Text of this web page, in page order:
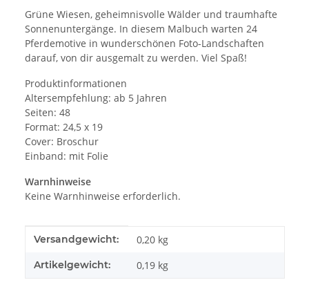
Grüne Wiesen, geheimnisvolle Wälder und traumhafte
Sonnenuntergänge. In diesem Malbuch warten 24
Pferdemotive in wunderschönen Foto-Landschaften
darauf, von dir ausgemalt zu werden. Viel Spaß!
Produktinformationen
Altersempfehlung: ab 5 Jahren
Seiten: 48
Format: 24,5 x 19
Cover: Broschur
Einband: mit Folie
Warnhinweise
Keine Warnhinweise erforderlich.
Produkteigenschaft
Wert
Versandgewicht: 0,20 kg
Artikelgewicht: 0,19 kg